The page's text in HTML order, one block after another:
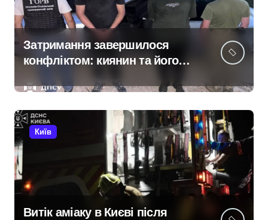
Затримання завершилося
конфліктом: киянин та його
спільник напали на
прикордонника під час спроби
прориву до Молдови
Київ
Витік аміаку в Києві після